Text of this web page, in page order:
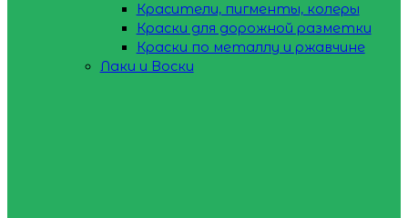
Красители, пигменты, колеры
Краски для дорожной разметки
Краски по металлу и ржавчине
Лаки и Воски